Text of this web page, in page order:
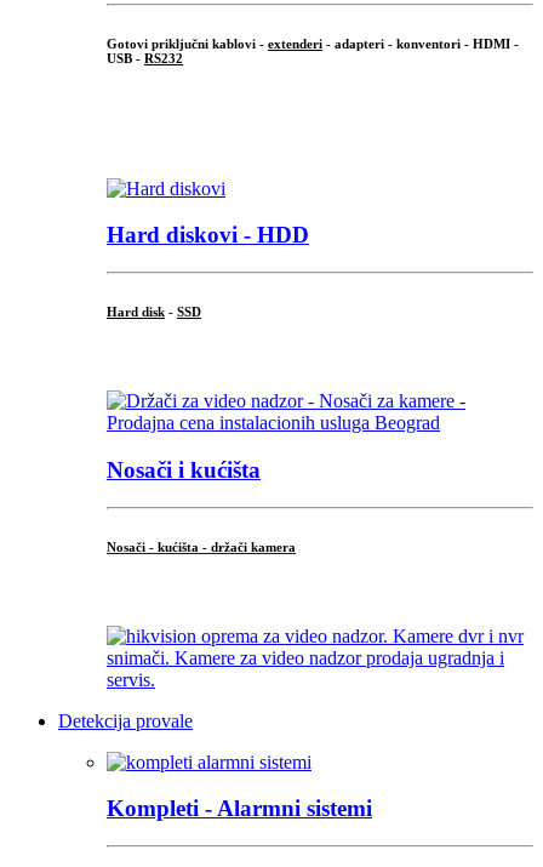
Gotovi priključni kablovi - extenderi - adapteri - konventori - HDMI -
USB - RS232
Hard diskovi - HDD
Hard disk - SSD
Nosači i kućišta
Nosači - kućišta - držači kamera
Detekcija provale
Kompleti - Alarmni sistemi